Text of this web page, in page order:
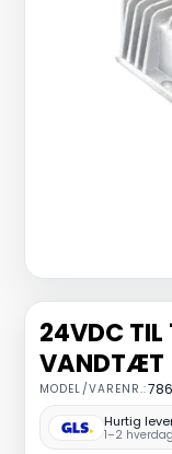
24VDC TIL
VANDTÆT
MODEL/VARENR.: